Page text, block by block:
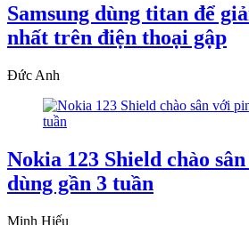
Samsung dùng titan để
nhất trên điện thoại gập
Đức Anh
Nokia 123 Shield chào
dùng gần 3 tuần
Minh Hiếu